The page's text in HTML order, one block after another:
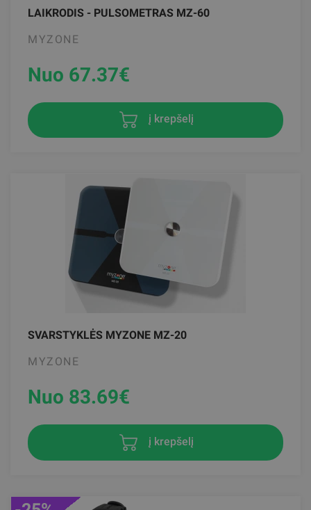
LAIKRODIS - PULSOMETRAS MZ-60
MYZONE
Nuo 67.37€
į krepšelį
SVARSTYKLĖS MYZONE MZ-20
MYZONE
Nuo 83.69€
į krepšelį